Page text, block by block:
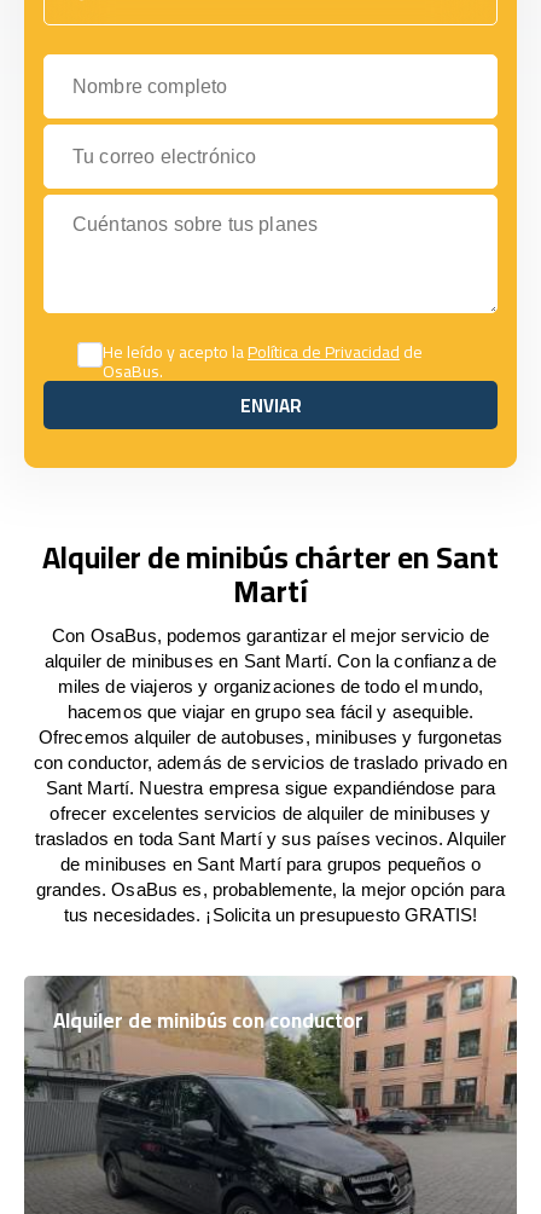
Nombre completo
Tu correo electrónico
Cuéntanos sobre tus planes
He leído y acepto laPolítica de Privacidadde
OsaBus.
ENVIAR
ENVIAR
Alquiler de minibús chárter en Sant
Martí
Con OsaBus, podemos garantizar el mejor servicio de
alquiler de minibuses en Sant Martí. Con la confianza de
miles de viajeros y organizaciones de todo el mundo,
hacemos que viajar en grupo sea fácil y asequible.
Ofrecemos alquiler de autobuses, minibuses y furgonetas
con conductor, además de servicios de traslado privado en
Sant Martí. Nuestra empresa sigue expandiéndose para
ofrecer excelentes servicios de alquiler de minibuses y
traslados en toda Sant Martí y sus países vecinos. Alquiler
de minibuses en Sant Martí para grupos pequeños o
grandes. OsaBus es, probablemente, la mejor opción para
tus necesidades. ¡Solicita un presupuesto GRATIS!
Alquiler de minibús con conductor